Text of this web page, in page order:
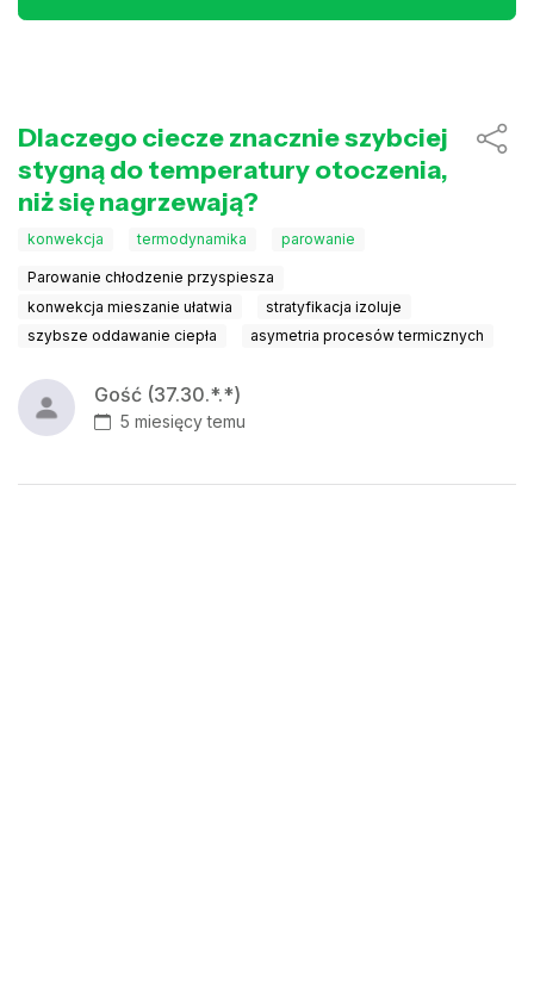
Dlaczego ciecze znacznie szybciej
stygną do temperatury otoczenia,
niż się nagrzewają?
konwekcja termodynamika parowanie
Parowanie chłodzenie przyspiesza
konwekcja mieszanie ułatwia
stratyfikacja izoluje
szybsze oddawanie ciepła
asymetria procesów termicznych
Gość (37.30.*.*)
5 miesięcy temu